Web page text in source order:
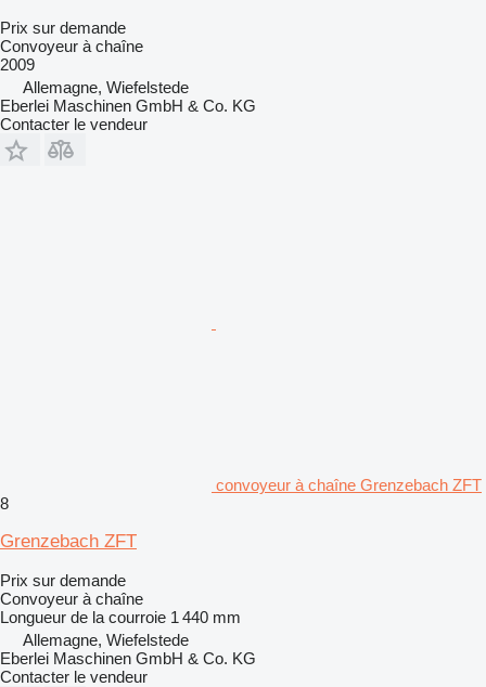
Prix sur demande
Convoyeur à chaîne
2009
Allemagne, Wiefelstede
Eberlei Maschinen GmbH & Co. KG
Contacter le vendeur
convoyeur à chaîne Grenzebach ZFT
8
Grenzebach ZFT
Prix sur demande
Convoyeur à chaîne
Longueur de la courroie 1 440 mm
Allemagne, Wiefelstede
Eberlei Maschinen GmbH & Co. KG
Contacter le vendeur